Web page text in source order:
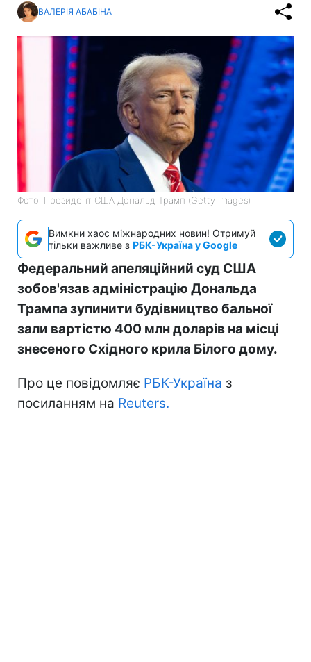
ВАЛЕРІЯ АБАБІНА
Фото: Президент США Дональд Трамп (Getty Images)
Вимкни хаос міжнародних новин! Отримуй
тільки важливе з РБК-Україна у Google
Федеральний апеляційний суд США
зобов'язав адміністрацію Дональда
Трампа зупинити будівництво бальної
зали вартістю 400 млн доларів на місці
знесеного Східного крила Білого дому.
Про це повідомляє РБК-Україна з
посиланням на Reuters.